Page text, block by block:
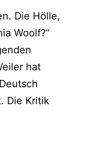
Die Hölle,
Woolf?“
hat
Die Kritik